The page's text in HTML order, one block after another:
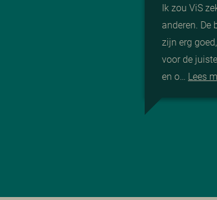
Ik zou ViS
anderen. De
zijn erg
voor de
en o… Lees